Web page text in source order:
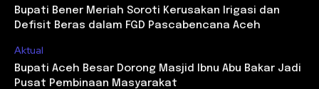
Bupati Bener Meriah Soroti Kerusakan Irigasi dan
Defisit Beras dalam FGD Pascabencana Aceh
Aktual
Bupati Aceh Besar Dorong Masjid Ibnu Abu Bakar Jadi
Pusat Pembinaan Masyarakat